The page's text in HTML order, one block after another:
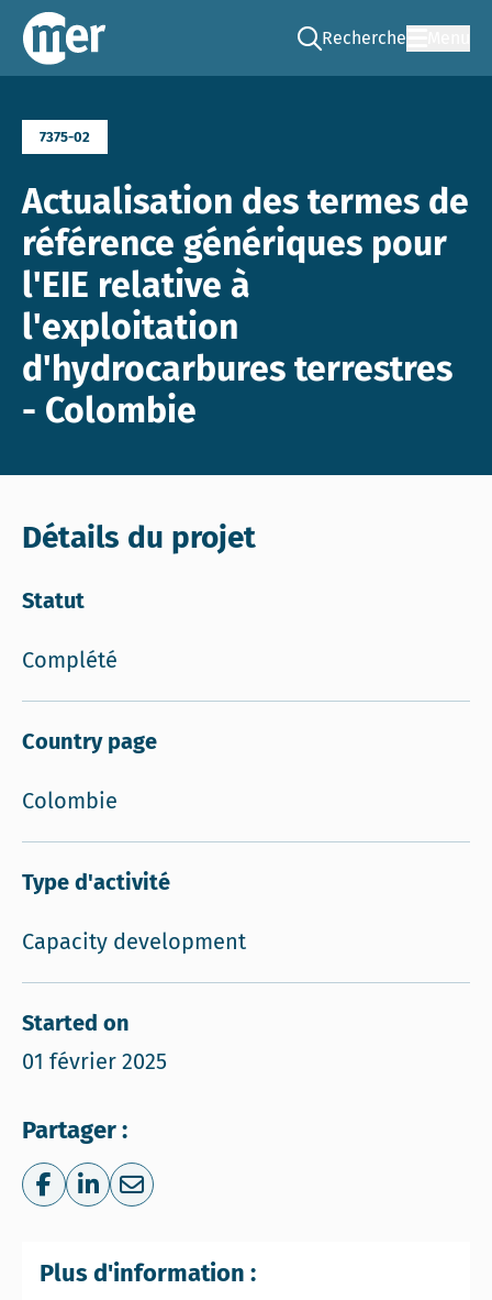
CNEE – FR
Recherche
Go to the search page
7375-02
Actualisation des termes de
référence génériques pour
l'EIE relative à
l'exploitation
d'hydrocarbures terrestres
- Colombie
Détails du projet
Statut
Complété
Country page
Colombie
Type d'activité
Capacity development
Started on
01 février 2025
Partager :
Share on Facebook
Share on LinkedIn
Share via e-mail
Plus d'information :